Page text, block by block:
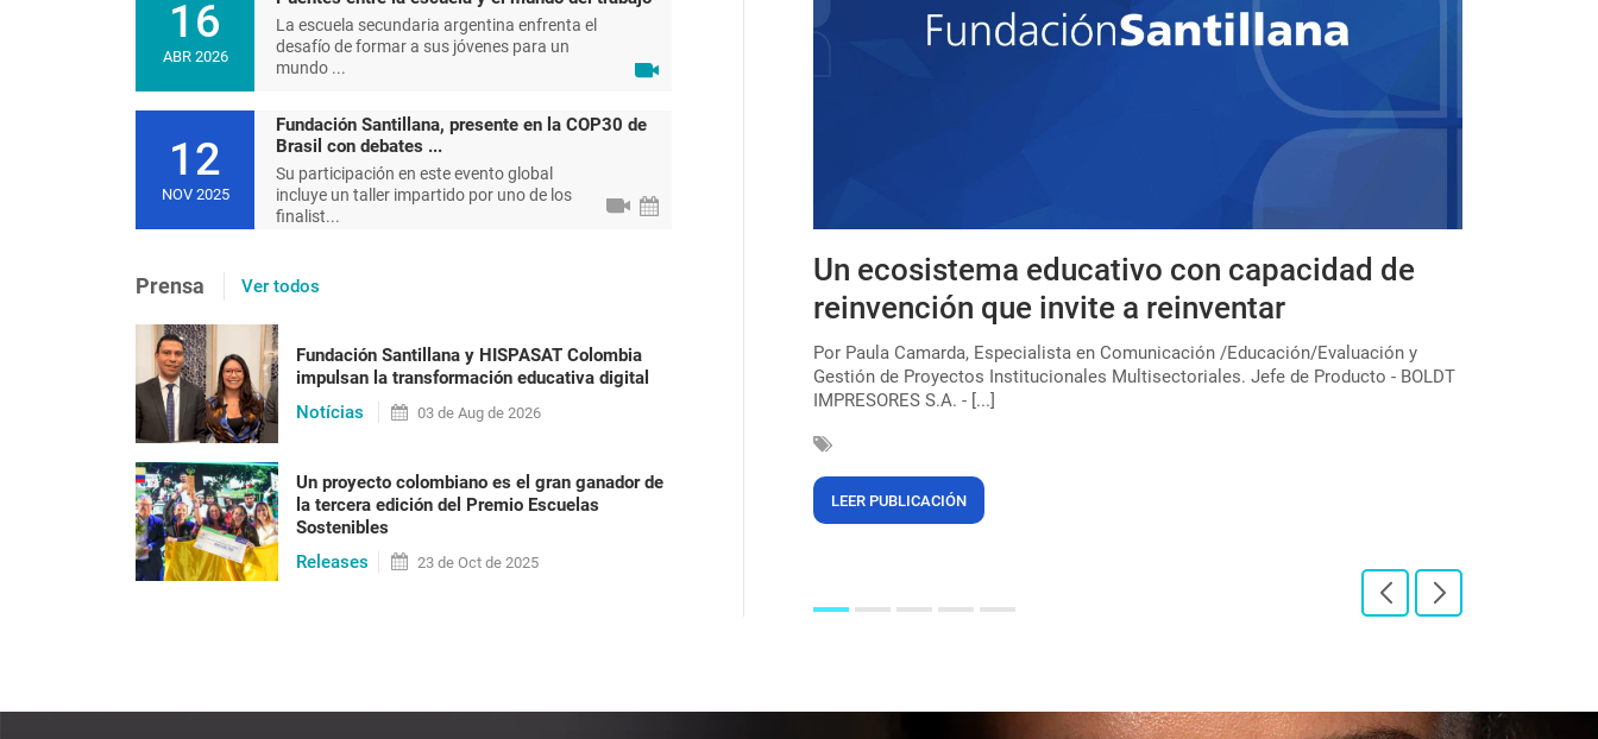
16
ABR 2026
La escuela secundaria argentina enfrenta el
desafío de formar a sus jóvenes para un
mundo ...
12
NOV 2025
Fundación Santillana, presente en la COP30 de
Brasil con debates ...
Su participación en este evento global
incluye un taller impartido por uno de los
finalist...
Prensa Ver todos
Fundación Santillana y HISPASAT Colombia
impulsan la transformación educativa digital
Notícias
03 de Aug de 2026
Un proyecto colombiano es el gran ganador de
la tercera edición del Premio Escuelas
Sostenibles
Releases
23 de Oct de 2025
[en portugués] Após 20 anos, uma lei que ainda
precisa ser posta em prática para combater o
racismo
Nilma Lino Gomes Em 2023 o Brasil vai alcançar a marca de 220 milhões de
habitantes, a maioria formada por pessoas negras (56%). Mas, mesmo após 135
anos do fim do reg[...]
LEER PUBLICACIÓN
Un ecosistema educativo con capacidad de
reinvención que invite a reinventar
Por Paula Camarda, Especialista en Comunicación /Educación/Evaluación y
Gestión de Proyectos Institucionales Multisectoriales. Jefe de Producto - BOLDT
IMPRESORES S.A. - [...]
LEER PUBLICACIÓN